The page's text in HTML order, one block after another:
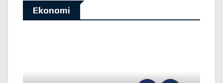
Ekonomi